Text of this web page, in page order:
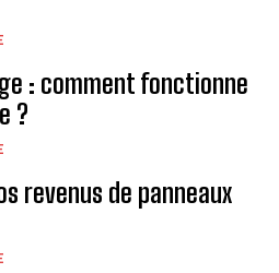
: comment fonctionne
?
revenus de panneaux